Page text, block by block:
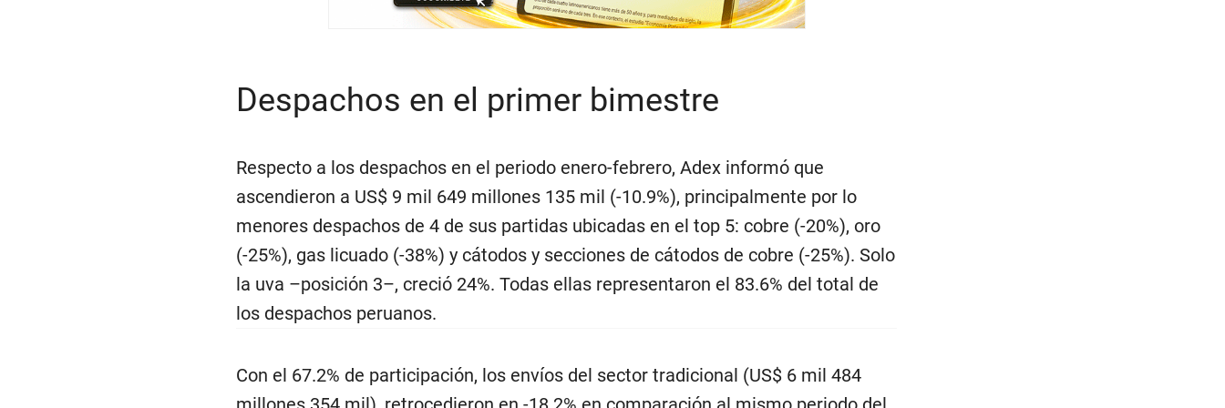
Despachos en el primer bimestre
Respecto a los despachos en el periodo enero-febrero, Adex informó que
ascendieron a US$ 9 mil 649 millones 135 mil (-10.9%), principalmente por lo
menores despachos de 4 de sus partidas ubicadas en el top 5: cobre (-20%), oro
(-25%), gas licuado (-38%) y cátodos y secciones de cátodos de cobre (-25%). Solo
la uva –posición 3–, creció 24%. Todas ellas representaron el 83.6% del total de
los despachos peruanos.
Con el 67.2% de participación, los envíos del sector tradicional (US$ 6 mil 484